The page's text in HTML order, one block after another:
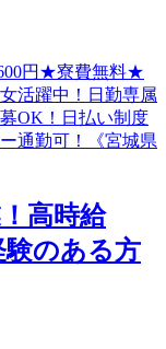
高時給
のある方